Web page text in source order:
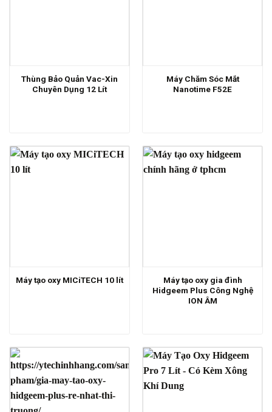
Thùng Bảo Quản Vac-Xin
Chuyên Dụng 12 Lít
Máy Chăm Sóc Mắt
Nanotime F52E
Máy tạo oxy MICiTECH 10 lít
Máy tạo oxy gia đình
Hidgeem Plus Công Nghệ
ION ÂM